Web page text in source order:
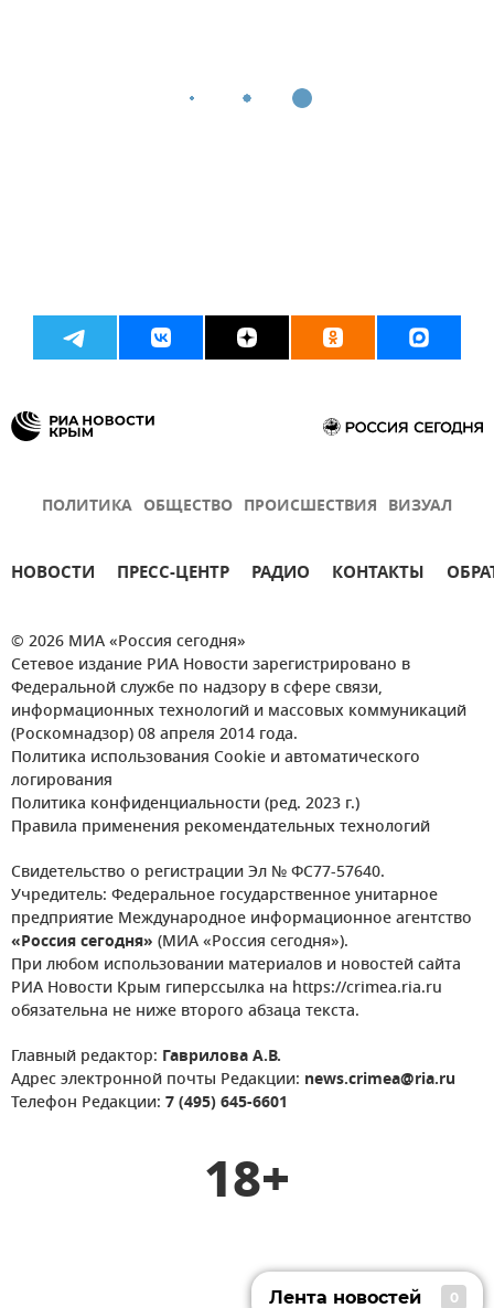
ПОЛИТИКА ОБЩЕСТВО ПРОИСШЕСТВИЯ ВИЗУАЛ
НОВОСТИ ПРЕСС-ЦЕНТР РАДИО КОНТАКТЫ
© 2026 МИА «Россия сегодня»
Сетевое издание РИА Новости зарегистрировано в
Федеральной службе по надзору в сфере связи,
информационных технологий и массовых коммуникаций
(Роскомнадзор) 08 апреля 2014 года.
Политика использования Cookie и автоматического
логирования
Политика конфиденциальности (ред. 2023 г.)
Правила применения рекомендательных технологий
Свидетельство о регистрации Эл № ФС77-57640.
Учредитель: Федеральное государственное унитарное
предприятие Международное информационное агентство
«Россия сегодня» (МИА «Россия сегодня»).
При любом использовании материалов и новостей сайта
РИА Новости Крым гиперссылка на https://crimea.ria.ru
обязательна не ниже второго абзаца текста.
Главный редактор: Гаврилова А.В.
Адрес электронной почты Редакции: news.crimea@ria.ru
Телефон Редакции: 7 (495) 645-6601
18+
Лента новостей 0